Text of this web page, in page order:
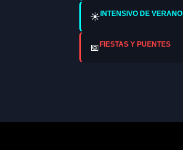
☀️INTENSIVO DE VERANO
📅FIESTAS Y PUENTES